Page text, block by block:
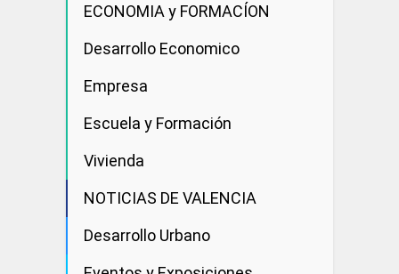
ECONOMIA y FORMACÍON
Desarrollo Economico
Empresa
Escuela y Formación
Vivienda
NOTICIAS DE VALENCIA
Desarrollo Urbano